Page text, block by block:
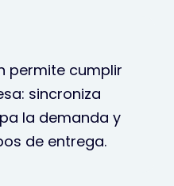
permite cumplir
sincroniza
la demanda y
de entrega.